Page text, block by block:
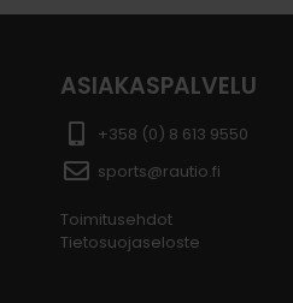
ASIAKASPALVELU
+358 (0) 8 613 9550
sports@rautio.fi
Toimitusehdot
Tietosuojaseloste